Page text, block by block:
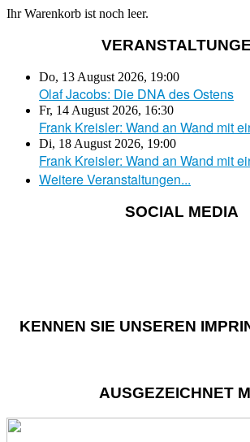
Ihr Warenkorb ist noch leer.
Do, 13 August 2026, 19:00
Olaf Jacobs: Die DNA des Ostens
Fr, 14 August 2026, 16:30
Frank Kreisler: Wand an Wand mit
Di, 18 August 2026, 19:00
Frank Kreisler: Wand an Wand mit
Weitere Veranstaltungen...
SOCIAL MEDIA
KENNEN SIE UNSEREN
AUSGEZEICHNET